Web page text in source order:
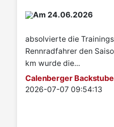
Am 24.06.2026
absolvierte die
Rennradfahrer den
km wurde die...
Calenberger
Details
2026-07-07 09:54:13